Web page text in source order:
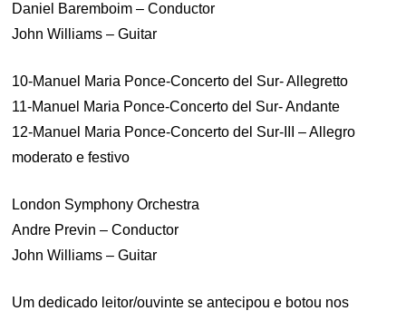
Daniel Baremboim – Conductor
John Williams – Guitar
10-Manuel Maria Ponce-Concerto del Sur- Allegretto
11-Manuel Maria Ponce-Concerto del Sur- Andante
12-Manuel Maria Ponce-Concerto del Sur-III – Allegro
moderato e festivo
London Symphony Orchestra
Andre Previn – Conductor
John Williams – Guitar
Um dedicado leitor/ouvinte se antecipou e botou nos